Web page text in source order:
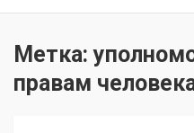
Метка:
правам